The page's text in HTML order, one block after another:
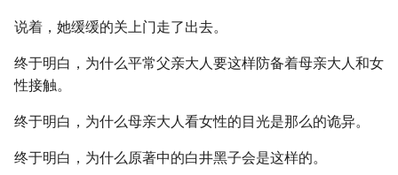
说着，她缓缓的关上门走了出去。
终于明白，为什么平常父亲大人要这样防备着母亲大人和女
性接触。
终于明白，为什么母亲大人看女性的目光是那么的诡异。
终于明白，为什么原著中的白井黑子会是这样的。